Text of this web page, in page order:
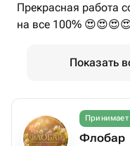
Прекрасная работа
на все 100%
Показать
Флобар